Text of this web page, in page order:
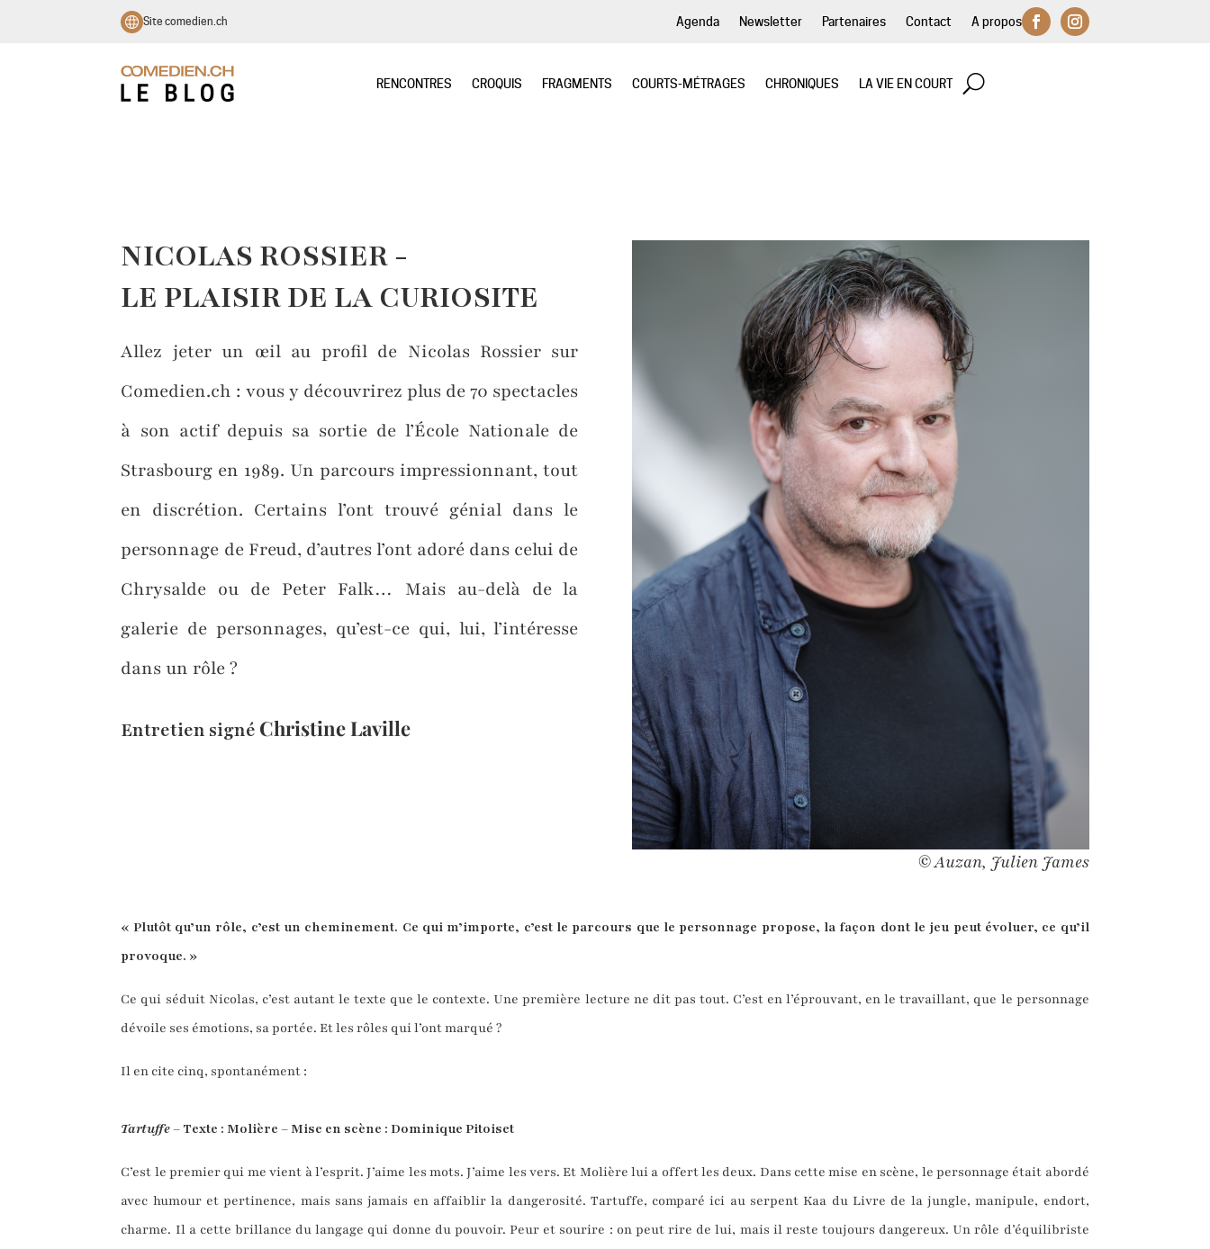
Site comedien.ch Agenda Newsletter Partenaires Contact A propos
RENCONTRES CROQUIS FRAGMENTS COURTS-MÉTRAGES CHRONIQUES LA VIE EN COURT
NICOLAS ROSSIER -
LE PLAISIR DE LA CURIOSITE
Allez jeter un œil au profil de Nicolas Rossier sur
Comedien.ch : vous y découvrirez plus de 70 spectacles
à son actif depuis sa sortie de l’École Nationale de
Strasbourg en 1989. Un parcours impressionnant, tout
en discrétion. Certains l’ont trouvé génial dans le
personnage de Freud, d’autres l’ont adoré dans celui de
Chrysalde ou de Peter Falk… Mais au-delà de la
galerie de personnages, qu’est-ce qui, lui, l’intéresse
dans un rôle ?
Entretien signé Christine Laville
© Auzan, Julien James
« Plutôt qu’un rôle, c’est un cheminement. Ce qui m’importe, c’est le parcours que le personnage propose, la façon dont le jeu peut évoluer, ce qu’il
provoque. »
Ce qui séduit Nicolas, c’est autant le texte que le contexte. Une première lecture ne dit pas tout. C’est en l’éprouvant, en le travaillant, que le personnage
dévoile ses émotions, sa portée. Et les rôles qui l’ont marqué ?
Il en cite cinq, spontanément :
Tartuffe– Texte : Molière – Mise en scène : Dominique Pitoiset
C’est le premier qui me vient à l’esprit. J’aime les mots. J’aime les vers. Et Molière lui a offert les deux. Dans cette mise en scène, le personnage était abordé
avec humour et pertinence, mais sans jamais en affaiblir la dangerosité. Tartuffe, comparé ici au serpent Kaa du Livre de la jungle, manipule, endort,
charme. Il a cette brillance du langage qui donne du pouvoir. Peur et sourire : on peut rire de lui, mais il reste toujours dangereux. Un rôle d’équilibriste